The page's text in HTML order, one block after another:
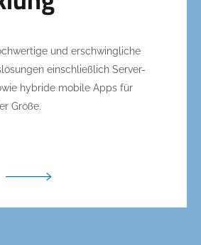
und erschwingliche
einschließlich Server-
hybride mobile Apps für
Größe.